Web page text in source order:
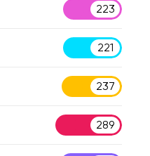
223
221
237
289